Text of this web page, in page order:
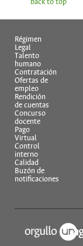
Régimen
Legal
Talento
humano
Contratación
Ofertas de
empleo
Rendición
de cuentas
Concurso
docente
Pago
Virtual
Control
interno
Calidad
Buzón de
notificaciones